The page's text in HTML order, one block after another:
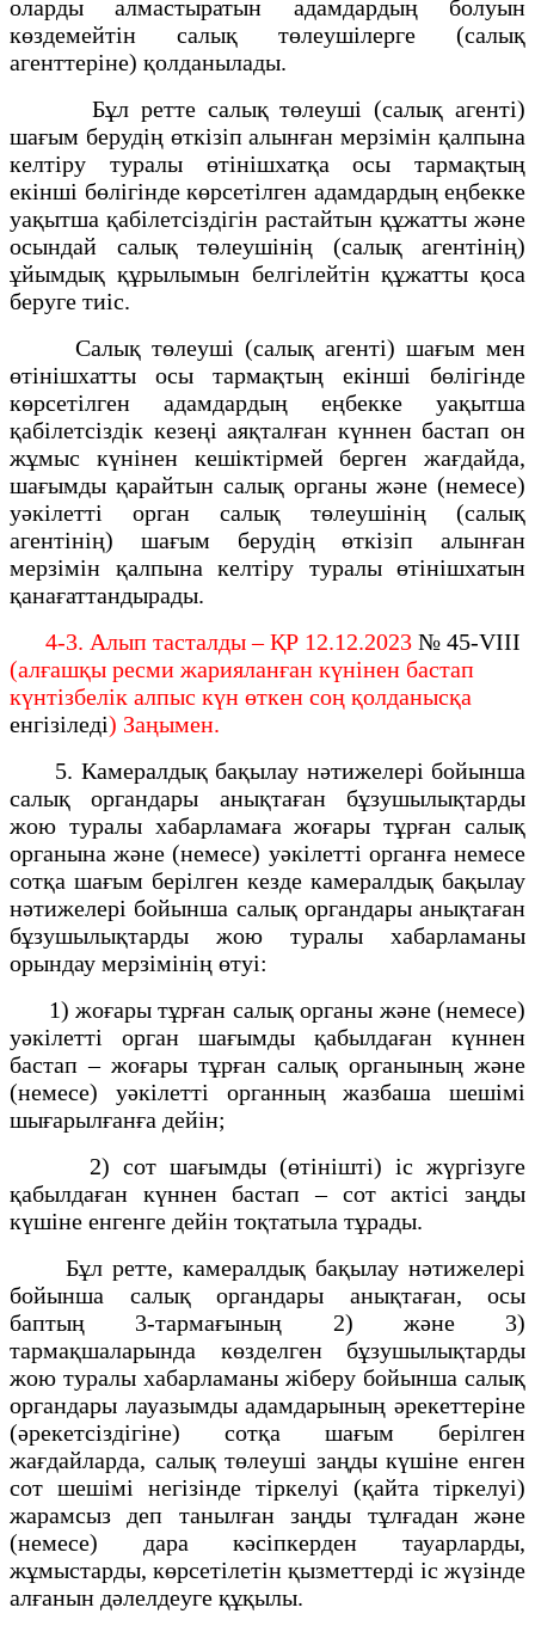
оларды алмастыратын адамдардың болуын
көздемейтін салық төлеушілерге (салық
агенттеріне) қолданылады.
Бұл ретте салық төлеуші (салық агенті)
шағым берудің өткізіп алынған мерзімін қалпына
келтіру туралы өтінішхатқа осы тармақтың
екінші бөлігінде көрсетілген адамдардың еңбекке
уақытша қабілетсіздігін растайтын құжатты және
осындай салық төлеушінің (салық агентінің)
ұйымдық құрылымын белгілейтін құжатты қоса
беруге тиіс.
Салық төлеуші (салық агенті) шағым мен
өтінішхатты осы тармақтың екінші бөлігінде
көрсетілген адамдардың еңбекке уақытша
қабілетсіздік кезеңі аяқталған күннен бастап он
жұмыс күнінен кешіктірмей берген жағдайда,
шағымды қарайтын салық органы және (немесе)
уәкілетті орган салық төлеушінің (салық
агентінің) шағым берудің өткізіп алынған
мерзімін қалпына келтіру туралы өтінішхатын
қанағаттандырады.
4-3. Алып тасталды – ҚР 12.12.2023 № 45-VIII
(алғашқы ресми жарияланған күнінен бастап
күнтізбелік алпыс күн өткен соң қолданысқа
енгізіледі) Заңымен.
5. Камералдық бақылау нәтижелері бойынша
салық органдары анықтаған бұзушылықтарды
жою туралы хабарламаға жоғары тұрған салық
органына және (немесе) уәкілетті органға немесе
сотқа шағым берілген кезде камералдық бақылау
нәтижелері бойынша салық органдары анықтаған
бұзушылықтарды жою туралы хабарламаны
орындау мерзімінің өтуі:
1) жоғары тұрған салық органы және (немесе)
уәкілетті орган шағымды қабылдаған күннен
бастап – жоғары тұрған салық органының және
(немесе) уәкілетті органның жазбаша шешімі
шығарылғанға дейін;
2) сот шағымды (өтінішті) іс жүргізуге
қабылдаған күннен бастап – сот актісі заңды
күшіне енгенге дейін тоқтатыла тұрады.
Бұл ретте, камералдық бақылау нәтижелері
бойынша салық органдары анықтаған, осы
баптың 3-тармағының 2) және 3)
тармақшаларында көзделген бұзушылықтарды
жою туралы хабарламаны жіберу бойынша салық
органдары лауазымды адамдарының әрекеттеріне
(әрекетсіздігіне) сотқа шағым берілген
жағдайларда, салық төлеуші заңды күшіне енген
сот шешімі негізінде тіркелуі (қайта тіркелуі)
жарамсыз деп танылған заңды тұлғадан және
(немесе) дара кәсіпкерден тауарларды,
жұмыстарды, көрсетілетін қызметтерді іс жүзінде
алғанын дәлелдеуге құқылы.